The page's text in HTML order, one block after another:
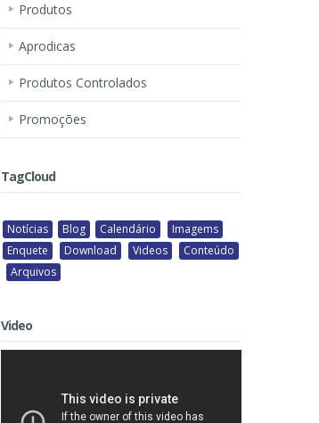
Produtos
Aprodicas
Produtos Controlados
Promoções
TagCloud
Notícias Blog Calendário
Imagems
Enquete
Download Videos
Conteúdo
Arquivos
Video